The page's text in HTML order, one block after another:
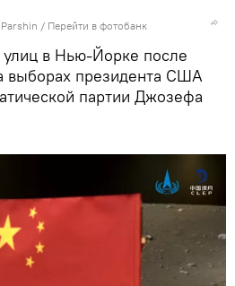
/ Перейти в фотобанк
в Нью-Йорке после
выборах президента США
партии Джозефа